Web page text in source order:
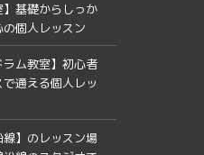
】基礎からしっか
個人レッスン
ラム教室】初心者
通える個人レッ
線】のレッスン場